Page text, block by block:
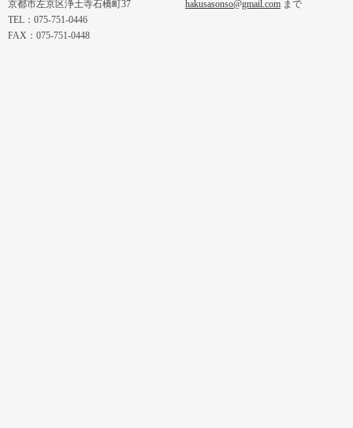
京都市左京区浄土寺石橋町37
TEL：075-751-0446
FAX：075-751-0448
hakusasonso@gmail.com まで